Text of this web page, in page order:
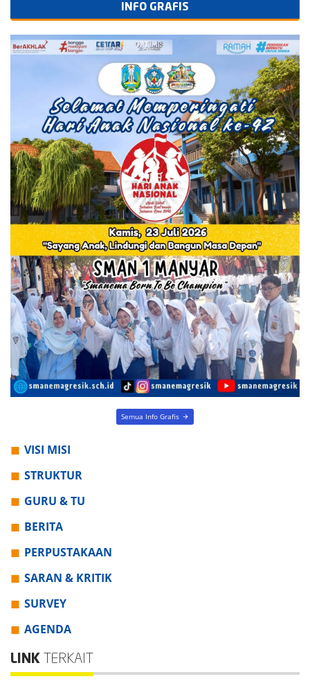
INFO GRAFIS
Semua Info Grafis
VISI MISI
STRUKTUR
GURU & TU
BERITA
PERPUSTAKAAN
SARAN & KRITIK
SURVEY
AGENDA
LINK TERKAIT